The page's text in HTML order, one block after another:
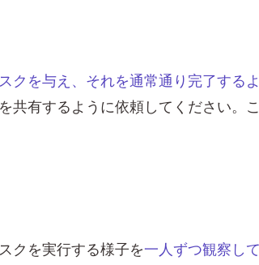
クを与え、それを通常通り完了する
共有するように依頼してください
クを実行する様子を一人ずつ観察し